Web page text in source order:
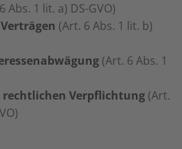
Abs. 1 lit. a) DS-GVO)
(Art. 6 Abs. 1 lit. b)
(Art. 6 Abs. 1
rechtlichen Verpflichtung(Art.